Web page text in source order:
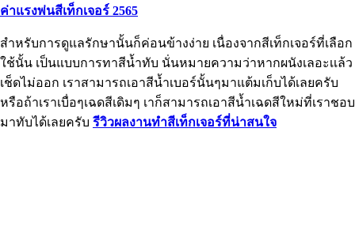
ค่าแรงพ่นสีเท็กเจอร์ 2565
สำหรับการดูแลรักษานั้นก็ค่อนข้างง่าย เนื่องจากสีเท็กเจอร์ที่เลือก
ใช้นั้น เป็นแบบการทาสีน้ำทับ นั่นหมายความว่าหากผนังเลอะเเล้ว
เช็ดไม่ออก เราสามารถเอาสีน้ำเบอร์นั้นๆมาแต้มเก็บได้เลยครับ
หรือถ้าเราเบื่อๆเฉดสีเดิมๆ เาก็สามารถเอาสีน้ำเฉดสีใหม่ที่เราชอบ
มาทับได้เลยครับ รีวิวผลงานทำสีเท็กเจอร์ที่น่าสนใจ